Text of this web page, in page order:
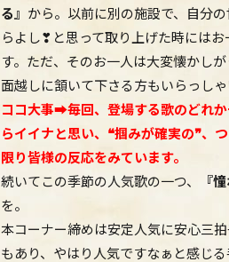
る』 から。以前に別の施設で、自分
らよし❣と思って取り上げた時には
す。ただ、そのお一人は大変懐かし
面越しに頷いて下さる方もいらっし
ココ大事➡毎回、登場する歌のどれ
らイイナと思い、❝掴みが確実の❞、
限り皆様の反応をみています。
続いてこの季節の人気歌の一つ、
『
を。
本コーナー締めは安定人気に安心三
もあり、やはり人気ですなぁと感じる